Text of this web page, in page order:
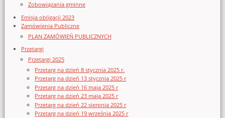
Zobowiązania gminne
Emisja obligacji 2023
Zamówienia Publiczne
PLAN ZAMÓWIEŃ PUBLICZNYCH
Przetargi
Przetargi 2025
Przetarg na dzień 8 stycznia 2025 r.
Przetarg na dzień 13 stycznia 2025 r
Przetarg na dzień 16 maja 2025 r
Przetarg na dzień 23 maja 2025 r
Przetarg na dzień 22 sierpnia 2025 r
Przetarg na dzień 19 września 2025 r